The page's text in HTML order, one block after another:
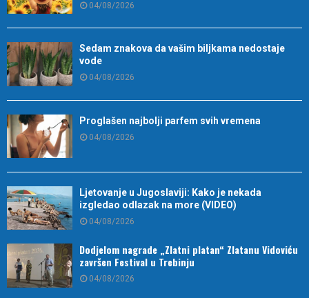
04/08/2026
Sedam znakova da vašim biljkama nedostaje
vode
04/08/2026
Proglašen najbolji parfem svih vremena
04/08/2026
Ljetovanje u Jugoslaviji: Kako je nekada
izgledao odlazak na more (VIDEO)
04/08/2026
Dodjelom nagrade „Zlatni platan“ Zlatanu Vidoviću
završen Festival u Trebinju
04/08/2026